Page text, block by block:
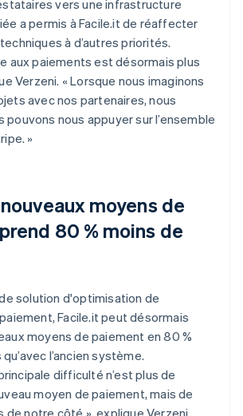
vers une infrastructure
a permis à Facile.it de réaffecter
à d’autres priorités.
aux paiements est désormais plus
Verzeni. « Lorsque nous imaginons
avec nos partenaires, nous
pouvons nous appuyer sur l’ensemble
»
moyens de
80 % moins de
solution d'optimisation de
Facile.it peut désormais
moyens de paiement en 80 %
l’ancien système.
difficulté n’est plus de
moyen de paiement, mais de
notre côté », explique Verzeni.